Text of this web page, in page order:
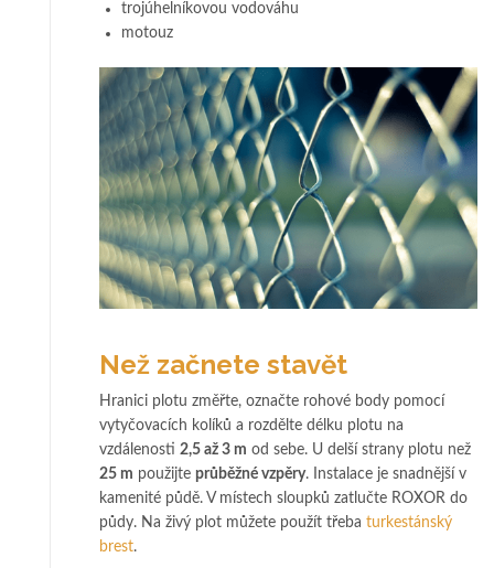
trojúhelníkovou vodováhu
motouz
Než začnete stavět
Hranici plotu změřte, označte rohové body pomocí
vytyčovacích kolíků a rozdělte délku plotu na
vzdálenosti 2,5 až 3 m od sebe. U delší strany plotu než
25 m použijte průběžné vzpěry. Instalace je snadnější v
kamenité půdě. V místech sloupků zatlučte ROXOR do
půdy. Na živý plot můžete použít třeba turkestánský
brest.